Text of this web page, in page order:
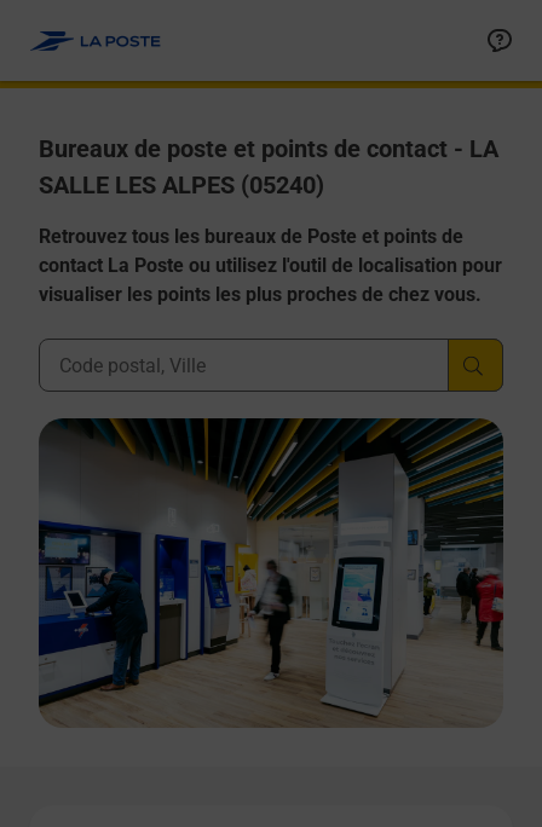
Bureaux de poste et points de contact - LA
SALLE LES ALPES (05240)
Retrouvez tous les bureaux de Poste et points de
contact La Poste ou utilisez l'outil de localisation pour
visualiser les points les plus proches de chez vous.
Ville, Département, Code Postal